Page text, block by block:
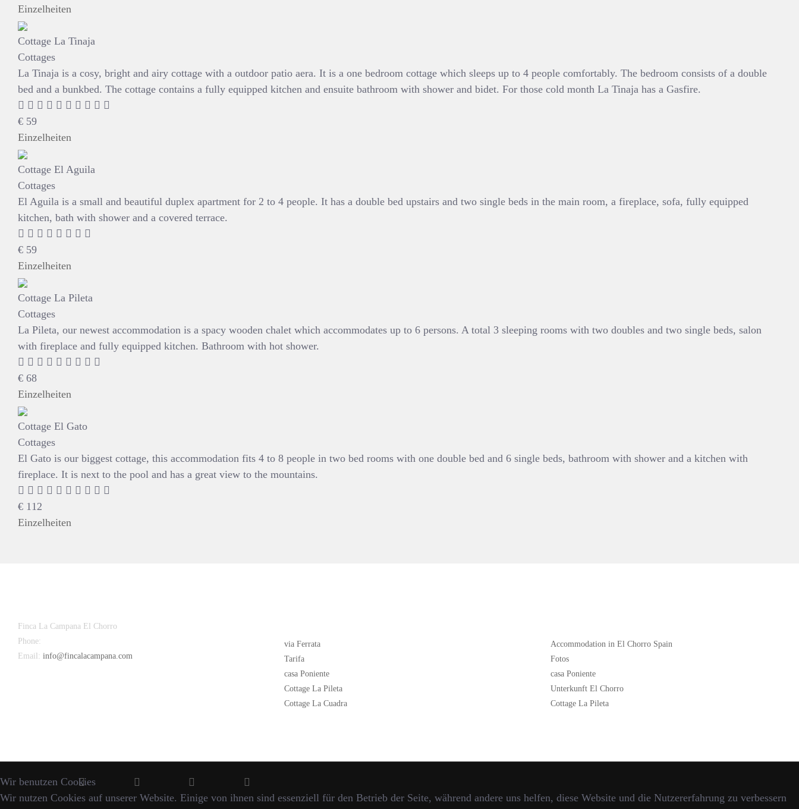
Einzelheiten
Cottage La Tinaja
Cottages
La Tinaja is a cosy, bright and airy cottage with a outdoor patio aera. It is a one bedroom cottage which sleeps up to 4 people comfortably. The bedroom consists of a double
bed and a bunkbed. The cottage contains a fully equipped kitchen and ensuite bathroom with shower and bidet. For those cold month La Tinaja has a Gasfire.
€ 59
Einzelheiten
Cottage El Aguila
Cottages
El Aguila is a small and beautiful duplex apartment for 2 to 4 people. It has a double bed upstairs and two single beds in the main room, a fireplace, sofa, fully equipped
kitchen, bath with shower and a covered terrace.
€ 59
Einzelheiten
Cottage La Pileta
Cottages
La Pileta, our newest accommodation is a spacy wooden chalet which accommodates up to 6 persons. A total 3 sleeping rooms with two doubles and two single beds, salon
with fireplace and fully equipped kitchen. Bathroom with hot shower.
€ 68
Einzelheiten
Cottage El Gato
Cottages
El Gato is our biggest cottage, this accommodation fits 4 to 8 people in two bed rooms with one double bed and 6 single beds, bathroom with shower and a kitchen with
fireplace. It is next to the pool and has a great view to the mountains.
€ 112
Einzelheiten
Finca La Campana El Chorro
Phone:
Email: info@fincalacampana.com
via Ferrata
Tarifa
casa Poniente
Cottage La Pileta
Cottage La Cuadra
Accommodation in El Chorro Spain
Fotos
casa Poniente
Unterkunft El Chorro
Cottage La Pileta
Wir benutzen Cookies
Wir nutzen Cookies auf unserer Website. Einige von ihnen sind essenziell für den Betrieb der Seite, während andere uns helfen, diese Website und die Nutzererfahrung zu verbessern